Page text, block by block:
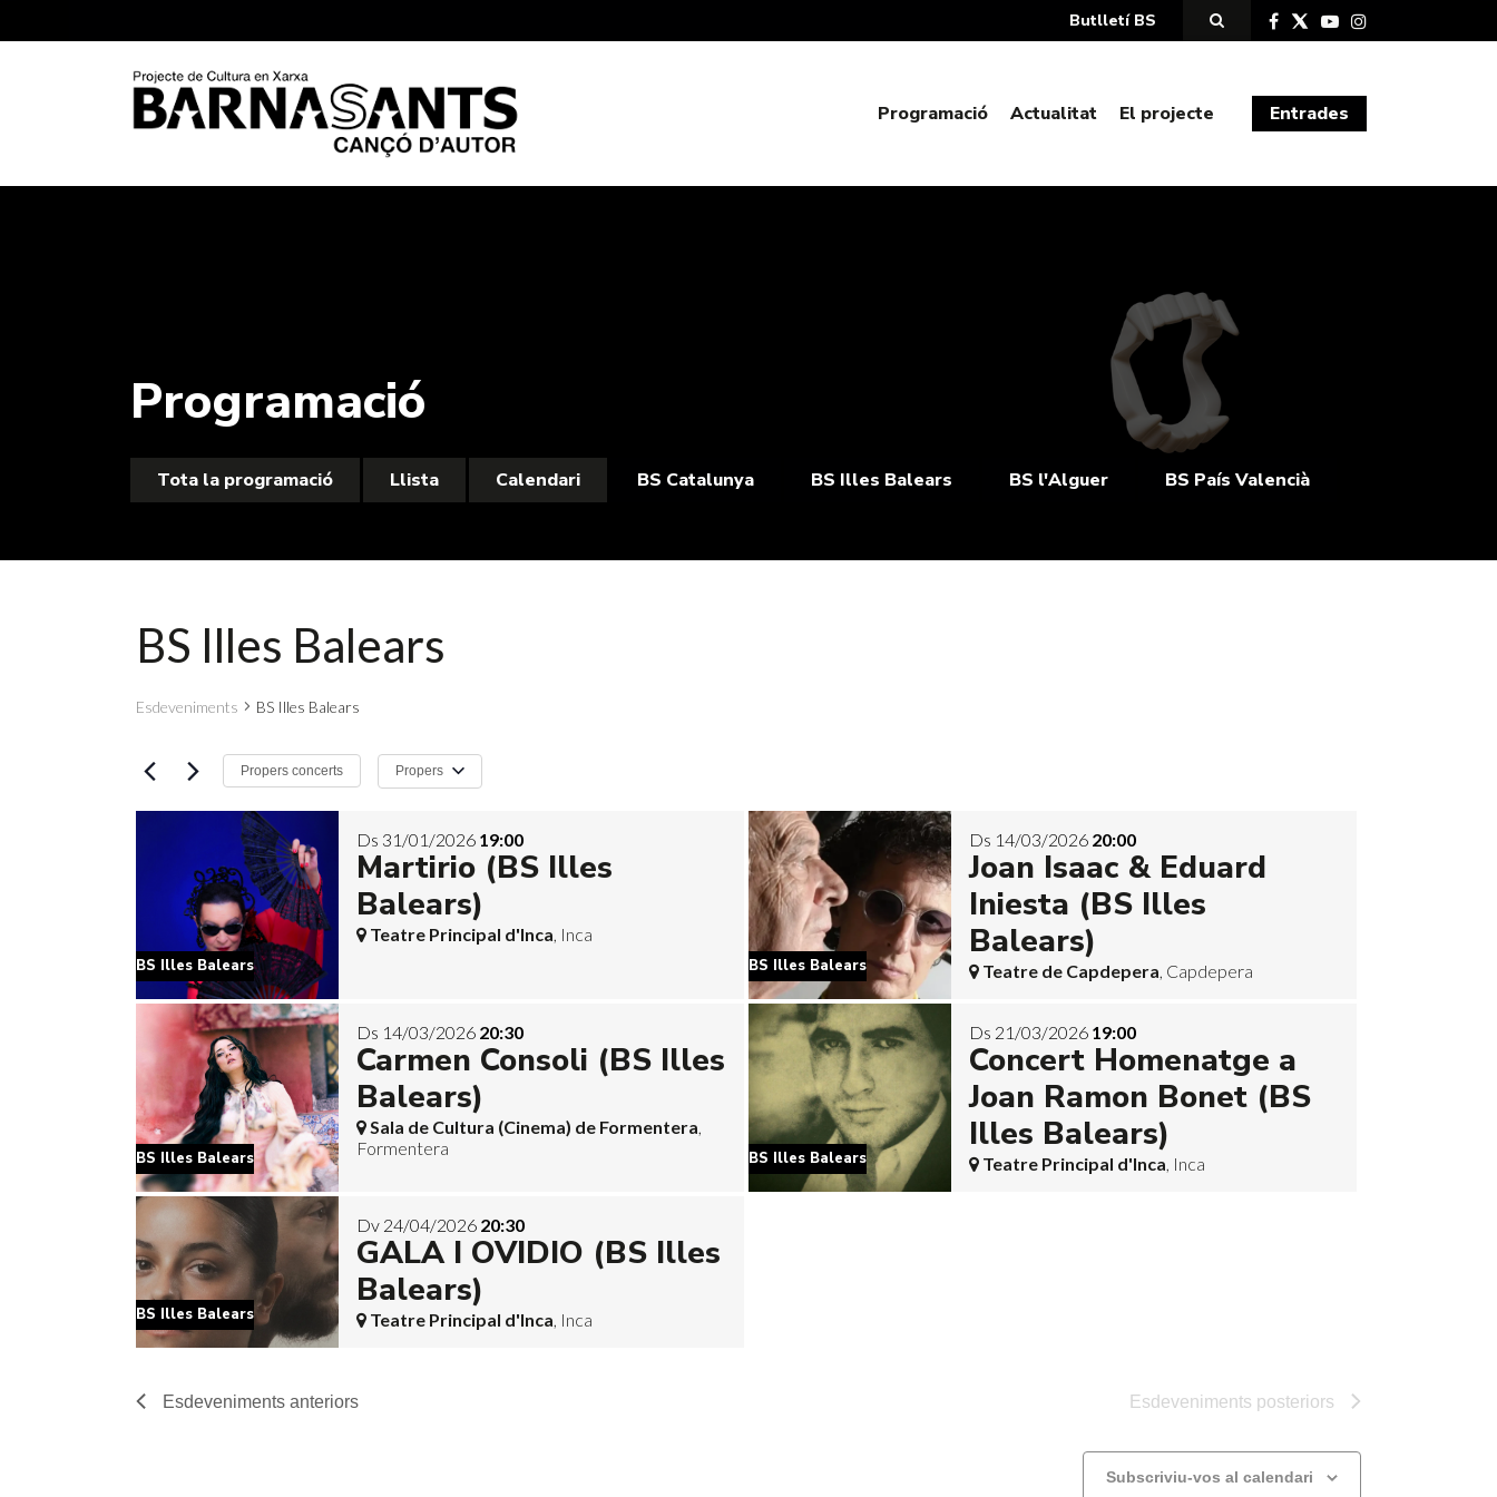
Butlletí BS
Programació Actualitat El projecte Entrades
Programació
Tota la programació Llista Calendari BS Catalunya BS Illes Balears BS l'Alguer BS País Valencià
BS Illes Balears
Esdeveniments BS Illes Balears
Propers concerts Propers
data.
BS Illes Balears
Ds 31/01/2026 19:00
Martirio (BS Illes
Balears)
Teatre Principal d'Inca , Inca
BS Illes Balears
Ds 14/03/2026 20:00
Joan Isaac & Eduard
Iniesta (BS Illes
Balears)
Teatre de Capdepera , Capdepera
BS Illes Balears
Ds 14/03/2026 20:30
Carmen Consoli (BS Illes
Balears)
Sala de Cultura (Cinema) de Formentera
Formentera
BS Illes Balears
Ds 21/03/2026 19:00
Concert Homenatge a
Joan Ramon Bonet (BS
Illes Balears)
Teatre Principal d'Inca , Inca
BS Illes Balears
Dv 24/04/2026 20:30
GALA I OVIDIO (BS Illes
Balears)
Teatre Principal d'Inca , Inca
Esdeveniments anteriors Esdeveniments posteriors
Subscriviu-vos al calendari